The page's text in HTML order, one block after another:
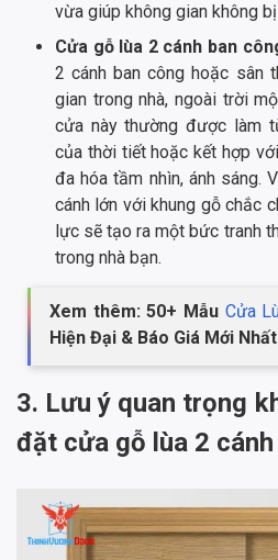
vừa giúp không gian không
Cửa gỗ lùa 2 cánh ban
2 cánh ban công hoặc sân
gian trong nhà, ngoài trời
cửa này thường được làm
của thời tiết hoặc kết hợp
đa hóa tầm nhìn, ánh sáng.
cánh lớn với khung gỗ chắc
lực sẽ tạo ra một bức tranh
trong nhà bạn.
Xem thêm: 50+ Mẫu Cửa
Hiện Đại & Báo Giá Mới Nhất
3. Lưu ý quan trọng
đặt cửa gỗ lùa 2 cánh